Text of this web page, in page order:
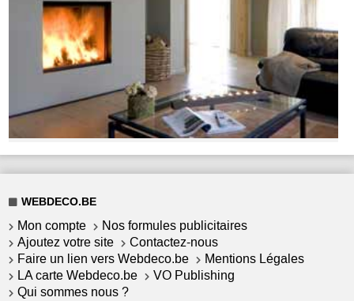
WEBDECO.BE
Mon compte
Nos formules publicitaires
Ajoutez votre site
Contactez-nous
Faire un lien vers Webdeco.be
Mentions Légales
LA carte Webdeco.be
VO Publishing
Qui sommes nous ?